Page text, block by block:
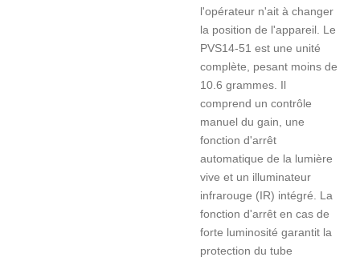
l'opérateur n'ait à changer
la position de l'appareil. Le
PVS14-51 est une unité
complète, pesant moins de
10.6 grammes. Il
comprend un contrôle
manuel du gain, une
fonction d'arrêt
automatique de la lumière
vive et un illuminateur
infrarouge (IR) intégré. La
fonction d'arrêt en cas de
forte luminosité garantit la
protection du tube